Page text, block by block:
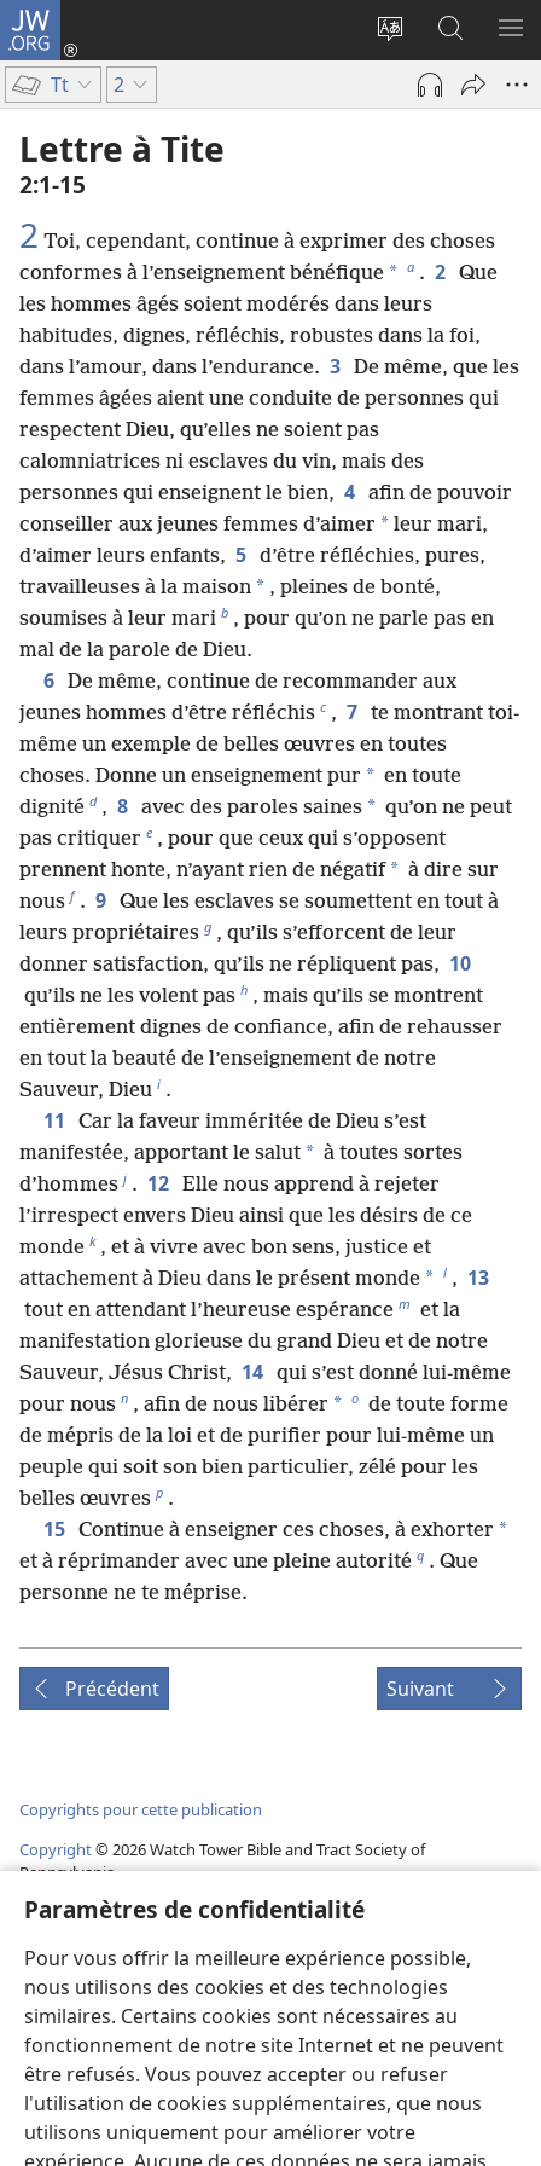
Paramètres de confidentialité
Pour vous offrir la meilleure expérience possible,
nous utilisons des cookies et des technologies
similaires. Certains cookies sont nécessaires au
fonctionnement de notre site Internet et ne peuvent
être refusés. Vous pouvez accepter ou refuser
l'utilisation de cookies supplémentaires, que nous
utilisons uniquement pour améliorer votre
JW.ORG
Changer
langue
Se
connecter
sur
JW.ORG
Tt 2
Lettre à Tite
2​:​1-15
2 Toi, cependant, continue à exprimer des choses
conformes à l’enseignement bénéfique * a . 2 Que
les hommes âgés soient modérés dans leurs
habitudes, dignes, réfléchis, robustes dans la foi,
dans l’amour, dans l’endurance. 3 De même, que les
femmes âgées aient une conduite de personnes qui
respectent Dieu, qu’elles ne soient pas
calomniatrices ni esclaves du vin, mais des
personnes qui enseignent le bien, 4 afin de pouvoir
conseiller aux jeunes femmes d’aimer * leur mari,
d’aimer leurs enfants, 5 d’être réfléchies, pures,
travailleuses à la maison * , pleines de bonté,
soumises à leur mari b , pour qu’on ne parle pas en
mal de la parole de Dieu.
6 De même, continue de recommander aux
jeunes hommes d’être réfléchis c , 7 te montrant toi-
même un exemple de belles œuvres en toutes
choses. Donne un enseignement pur * en toute
dignité d , 8 avec des paroles saines * qu’on ne peut
pas critiquer e , pour que ceux qui s’opposent
prennent honte, n’ayant rien de négatif * à dire sur
nous f . 9 Que les esclaves se soumettent en tout à
leurs propriétaires g , qu’ils s’efforcent de leur
donner satisfaction, qu’ils ne répliquent pas, 10
qu’ils ne les volent pas h , mais qu’ils se montrent
entièrement dignes de confiance, afin de rehausser
en tout la beauté de l’enseignement de notre
Sauveur, Dieu i .
11
Car la faveur imméritée de Dieu s’est
manifestée, apportant le salut * à toutes sortes
d’hommes j . 12 Elle nous apprend à rejeter
l’irrespect envers Dieu ainsi que les désirs de ce
monde k , et à vivre avec bon sens, justice et
attachement à Dieu dans le présent monde * l , 13
tout en attendant l’heureuse espérance m et la
manifestation glorieuse du grand Dieu et de notre
Sauveur, Jésus Christ, 14 qui s’est donné lui-même
pour nous n , afin de nous libérer * o de toute forme
de mépris de la loi et de purifier pour lui-même un
peuple qui soit son bien particulier, zélé pour les
belles œuvres p .
15 Continue à enseigner ces choses, à exhorter *
et à réprimander avec une pleine autorité q . Que
personne ne te méprise.
Précédent Suivant
Copyrights pour cette publication
Copyright© 2026Watch Tower Bible and Tract Society of
Pennsylvania.
PARAMÈTRES DE CONFIDENTIALITÉ